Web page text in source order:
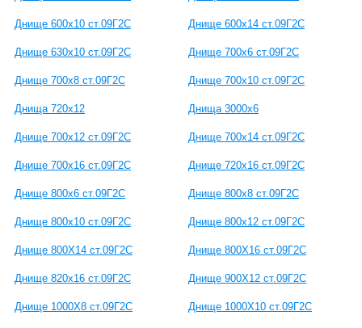
Днище 600х10 ст.09Г2С Днище 600х14 ст.09Г2С
Днище 630х10 ст.09Г2С Днище 700х6 ст.09Г2С
Днище 700х8 ст.09Г2С Днище 700х10 ст.09Г2С
Днища 720х12 Днища 3000х6
Днище 700х12 ст.09Г2С Днище 700х14 ст.09Г2С
Днище 700х16 ст.09Г2С Днище 720х16 ст.09Г2С
Днище 800x6 ст.09Г2С Днище 800x8 ст.09Г2С
Днище 800x10 ст.09Г2С Днище 800x12 ст.09Г2С
Днище 800Х14 ст.09Г2С Днище 800Х16 ст.09Г2С
Днище 820х16 ст.09Г2С Днище 900Х12 ст.09Г2С
Днище 1000Х8 ст.09Г2С Днище 1000Х10 ст.09Г2С